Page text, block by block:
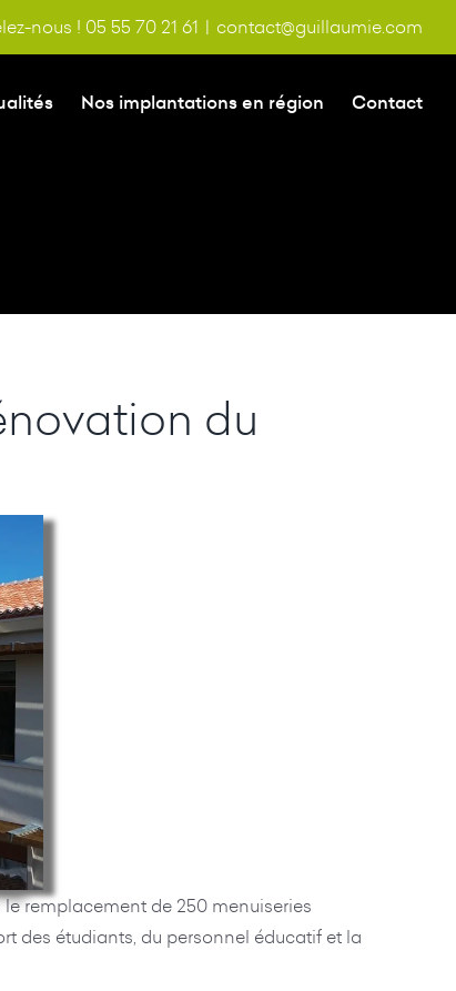
nous ! 05 55 70 21 61 | contact@guillaumie.com
Nos implantations en région Contact
du
le remplacement de 250 menuiseries
des étudiants, du personnel éducatif et la